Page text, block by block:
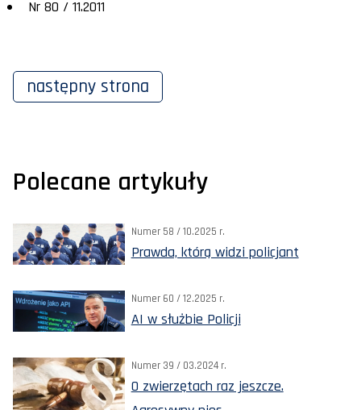
Nr 80 / 11.2011
następny strona
Polecane artykuły
Numer 58 / 10.2025 r.
Prawda, którą widzi policjant
Numer 60 / 12.2025 r.
AI w służbie Policji
Numer 39 / 03.2024 r.
O zwierzętach raz jeszcze.